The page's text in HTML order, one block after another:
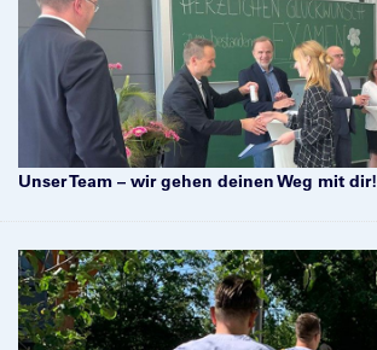
Unser Team – wir gehen deinen Weg mit dir!